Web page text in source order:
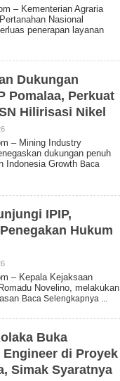
E
H
B
E
I
N
E
S
– Kementerian Agraria
Nasional
penerapan layanan
Dukungan
Pomalaa, Perkuat
Hilirisasi Nikel
O
E
H
B
E
I
N
N
S
– Mining Industry
dukungan penuh
Indonesia Growth Baca
IPIP,
Hukum
O
E
H
B
T
I
N
– Kepala Kejaksaan
Novelino, melakukan
Baca Selengkapnya
Buka
di Proyek
Simak Syaratnya